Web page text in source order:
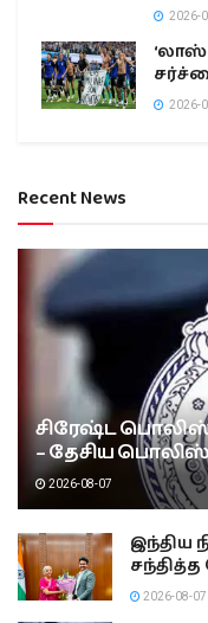
2026-
2026-
Recent News
சிரேஷ்ட பொலிஸ்
– தேசிய
2026-08-07
இந்திய
2026-08-07